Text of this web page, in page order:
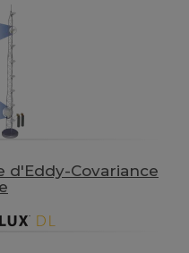
d'Eddy-Covariance